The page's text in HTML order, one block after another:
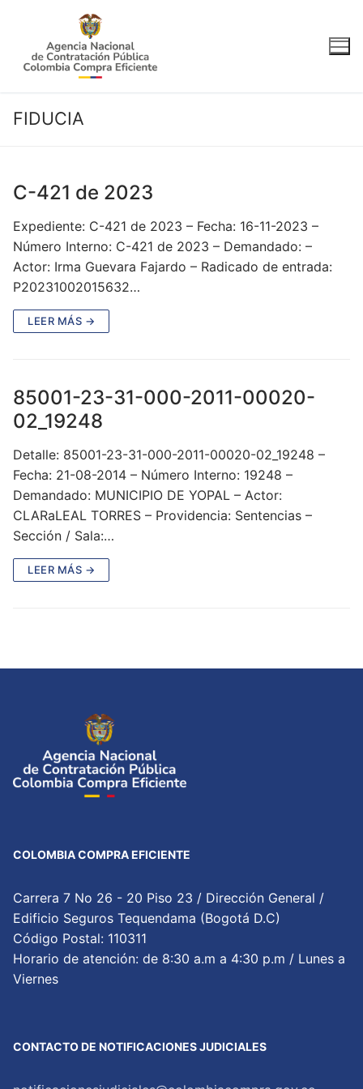
contenido
FIDUCIA
C-421 de 2023
Expediente: C-421 de 2023 – Fecha: 16-11-2023 –
Número Interno: C-421 de 2023 – Demandado: –
Actor: Irma Guevara Fajardo – Radicado de entrada:
P20231002015632…
LEER MÁS →
85001-23-31-000-2011-00020-
02_19248
Detalle: 85001-23-31-000-2011-00020-02_19248 –
Fecha: 21-08-2014 – Número Interno: 19248 –
Demandado: MUNICIPIO DE YOPAL – Actor:
CLARaLEAL TORRES – Providencia: Sentencias –
Sección / Sala:…
LEER MÁS →
COLOMBIA COMPRA EFICIENTE
Carrera 7 No 26 - 20 Piso 23 / Dirección General /
Edificio Seguros Tequendama (Bogotá D.C)
Código Postal: 110311
Horario de atención: de 8:30 a.m a 4:30 p.m / Lunes a
Viernes
CONTACTO DE NOTIFICACIONES JUDICIALES